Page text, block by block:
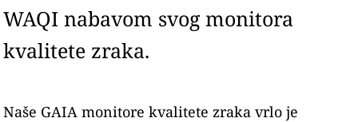
WAQI nabavom svog monitora
kvalitete zraka.
Naše GAIA monitore kvalitete zraka vrlo je